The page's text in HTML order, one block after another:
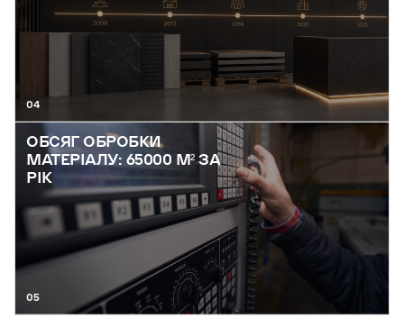
04
ОБСЯГ ОБРОБКИ
МАТЕРІАЛУ: 65000 М² ЗА
РІК
05